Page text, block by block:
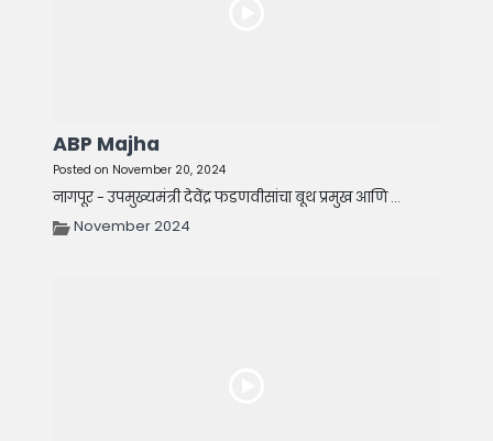
ABP Majha
Posted on November 20, 2024
नागपूर - उपमुख्यमंत्री देवेंद्र फडणवीसांचा बूथ प्रमुख आणि ...
November 2024